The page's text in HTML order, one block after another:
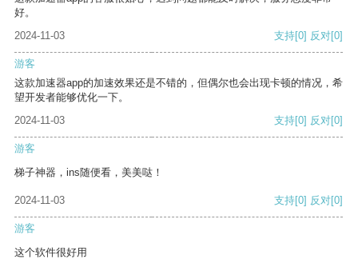
好。
2024-11-03
支持[0] 反对[0]
游客
这款加速器app的加速效果还是不错的，但偶尔也会出现卡顿的情况，希
望开发者能够优化一下。
2024-11-03
支持[0] 反对[0]
游客
梯子神器，ins随便看，美美哒！
2024-11-03 支持[0] 反对[0]
游客
这个软件很好用